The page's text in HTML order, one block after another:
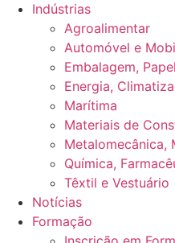
Indústrias
Agroalimentar
Automóvel e
Embalagem,
Energia,
Marítima
Materiais de
Metalomecânica,
Química,
Têxtil e Vestuário
Notícias
Formação